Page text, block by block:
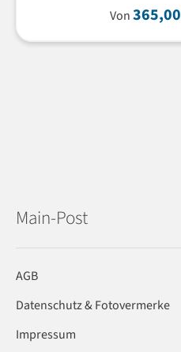
Von365,00
Main-Post
AGB
Datenschutz & Fotovermerke
Impressum